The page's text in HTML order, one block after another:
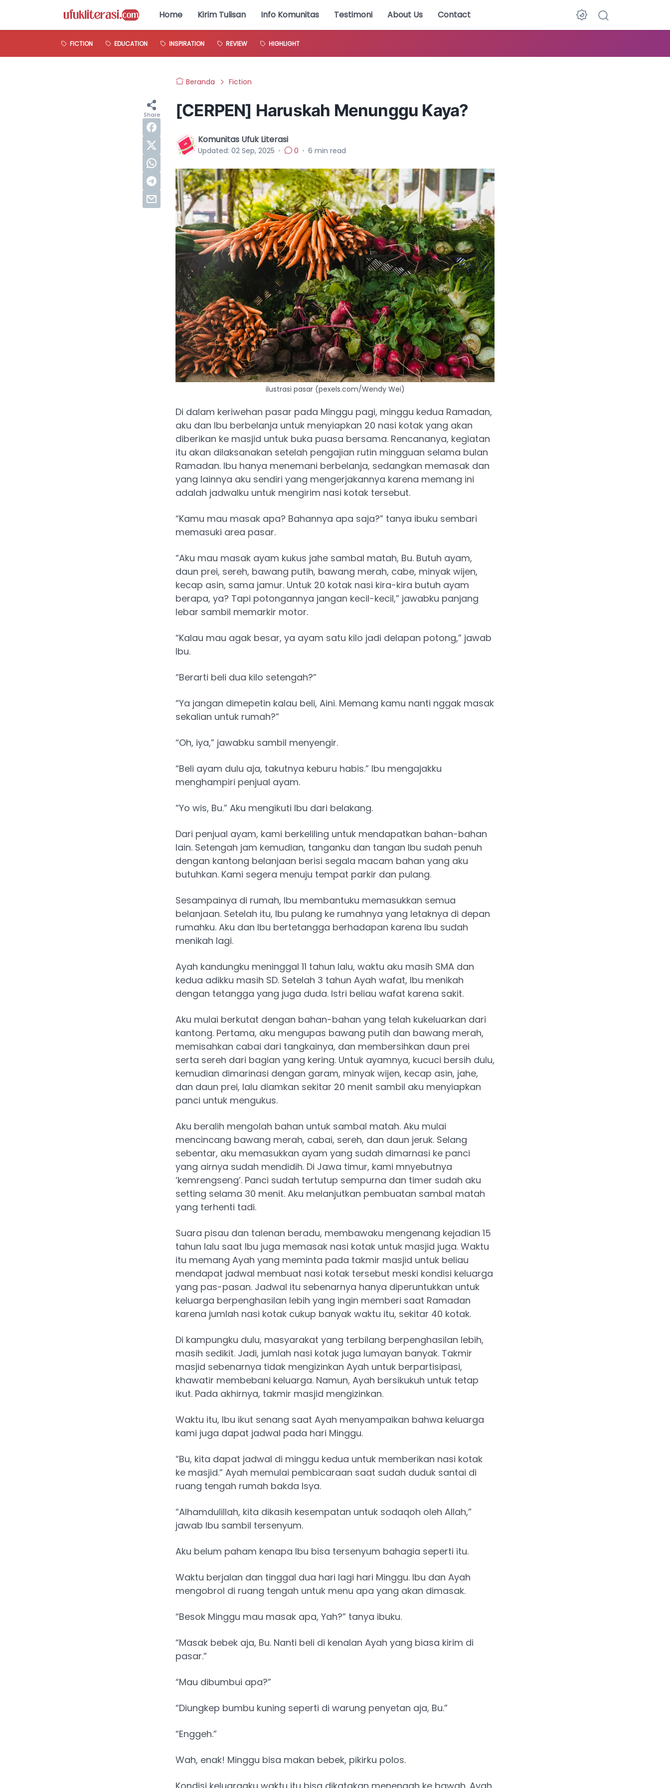
Home Kirim Tulisan Info Komunitas Testimoni About Us Contact
FICTION EDUCATION INSPIRATION REVIEW HIGHLIGHT
Beranda Fiction
[CERPEN] Haruskah Menunggu Kaya?
Komunitas Ufuk Literasi
Updated: 02 Sep, 2025 • 0 • 6 min read
ilustrasi pasar (pexels.com/Wendy Wei)
Di dalam keriwehan pasar pada Minggu pagi, minggu kedua Ramadan,
aku dan Ibu berbelanja untuk menyiapkan 20 nasi kotak yang akan
diberikan ke masjid untuk buka puasa bersama. Rencananya, kegiatan
itu akan dilaksanakan setelah pengajian rutin mingguan selama bulan
Ramadan. Ibu hanya menemani berbelanja, sedangkan memasak dan
yang lainnya aku sendiri yang mengerjakannya karena memang ini
adalah jadwalku untuk mengirim nasi kotak tersebut.
“Kamu mau masak apa? Bahannya apa saja?” tanya ibuku sembari
memasuki area pasar.
“Aku mau masak ayam kukus jahe sambal matah, Bu. Butuh ayam,
daun prei, sereh, bawang putih, bawang merah, cabe, minyak wijen,
kecap asin, sama jamur. Untuk 20 kotak nasi kira-kira butuh ayam
berapa, ya? Tapi potongannya jangan kecil-kecil,” jawabku panjang
lebar sambil memarkir motor.
“Kalau mau agak besar, ya ayam satu kilo jadi delapan potong,” jawab
Ibu.
“Berarti beli dua kilo setengah?”
“Ya jangan dimepetin kalau beli, Aini. Memang kamu nanti nggak masak
sekalian untuk rumah?”
“Oh, iya,” jawabku sambil menyengir.
“Beli ayam dulu aja, takutnya keburu habis.” Ibu mengajakku
menghampiri penjual ayam.
“Yo wis, Bu.” Aku mengikuti Ibu dari belakang.
Dari penjual ayam, kami berkeliling untuk mendapatkan bahan-bahan
lain. Setengah jam kemudian, tanganku dan tangan Ibu sudah penuh
dengan kantong belanjaan berisi segala macam bahan yang aku
butuhkan. Kami segera menuju tempat parkir dan pulang.
Sesampainya di rumah, Ibu membantuku memasukkan semua
belanjaan. Setelah itu, Ibu pulang ke rumahnya yang letaknya di depan
rumahku. Aku dan Ibu bertetangga berhadapan karena Ibu sudah
menikah lagi.
Ayah kandungku meninggal 11 tahun lalu, waktu aku masih SMA dan
kedua adikku masih SD. Setelah 3 tahun Ayah wafat, Ibu menikah
dengan tetangga yang juga duda. Istri beliau wafat karena sakit.
Aku mulai berkutat dengan bahan-bahan yang telah kukeluarkan dari
kantong. Pertama, aku mengupas bawang putih dan bawang merah,
memisahkan cabai dari tangkainya, dan membersihkan daun prei
serta sereh dari bagian yang kering. Untuk ayamnya, kucuci bersih dulu,
kemudian dimarinasi dengan garam, minyak wijen, kecap asin, jahe,
dan daun prei, lalu diamkan sekitar 20 menit sambil aku menyiapkan
panci untuk mengukus.
Aku beralih mengolah bahan untuk sambal matah. Aku mulai
mencincang bawang merah, cabai, sereh, dan daun jeruk. Selang
sebentar, aku memasukkan ayam yang sudah dimarnasi ke panci
yang airnya sudah mendidih. Di Jawa timur, kami mnyebutnya
‘kemrengseng’. Panci sudah tertutup sempurna dan timer sudah aku
setting selama 30 menit. Aku melanjutkan pembuatan sambal matah
yang terhenti tadi.
Suara pisau dan talenan beradu, membawaku mengenang kejadian 15
tahun lalu saat Ibu juga memasak nasi kotak untuk masjid juga. Waktu
itu memang Ayah yang meminta pada takmir masjid untuk beliau
mendapat jadwal membuat nasi kotak tersebut meski kondisi keluarga
yang pas-pasan. Jadwal itu sebenarnya hanya diperuntukkan untuk
keluarga berpenghasilan lebih yang ingin memberi saat Ramadan
karena jumlah nasi kotak cukup banyak waktu itu, sekitar 40 kotak.
Di kampungku dulu, masyarakat yang terbilang berpenghasilan lebih,
masih sedikit. Jadi, jumlah nasi kotak juga lumayan banyak. Takmir
masjid sebenarnya tidak mengizinkan Ayah untuk berpartisipasi,
khawatir membebani keluarga. Namun, Ayah bersikukuh untuk tetap
ikut. Pada akhirnya, takmir masjid mengizinkan.
Waktu itu, Ibu ikut senang saat Ayah menyampaikan bahwa keluarga
kami juga dapat jadwal pada hari Minggu.
“Bu, kita dapat jadwal di minggu kedua untuk memberikan nasi kotak
ke masjid.” Ayah memulai pembicaraan saat sudah duduk santai di
ruang tengah rumah bakda Isya.
“Alhamdulillah, kita dikasih kesempatan untuk sodaqoh oleh Allah,”
jawab Ibu sambil tersenyum.
Aku belum paham kenapa Ibu bisa tersenyum bahagia seperti itu.
Waktu berjalan dan tinggal dua hari lagi hari Minggu. Ibu dan Ayah
mengobrol di ruang tengah untuk menu apa yang akan dimasak.
“Besok Minggu mau masak apa, Yah?” tanya ibuku.
“Masak bebek aja, Bu. Nanti beli di kenalan Ayah yang biasa kirim di
pasar.”
“Mau dibumbui apa?”
“Diungkep bumbu kuning seperti di warung penyetan aja, Bu.”
“Enggeh.”
Wah, enak! Minggu bisa makan bebek, pikirku polos.